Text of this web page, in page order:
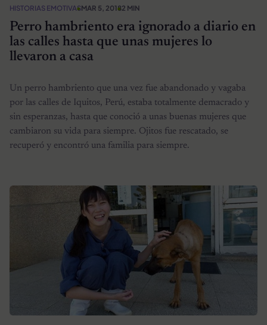
HISTORIAS EMOTIVASMAR 5, 20182 MIN
Perro hambriento era ignorado a diario en
las calles hasta que unas mujeres lo
llevaron a casa
Un perro hambriento que una vez fue abandonado y vagaba
por las calles de Iquitos, Perú, estaba totalmente demacrado y
sin esperanzas, hasta que conoció a unas buenas mujeres que
cambiaron su vida para siempre. Ojitos fue rescatado, se
recuperó y encontró una familia para siempre.